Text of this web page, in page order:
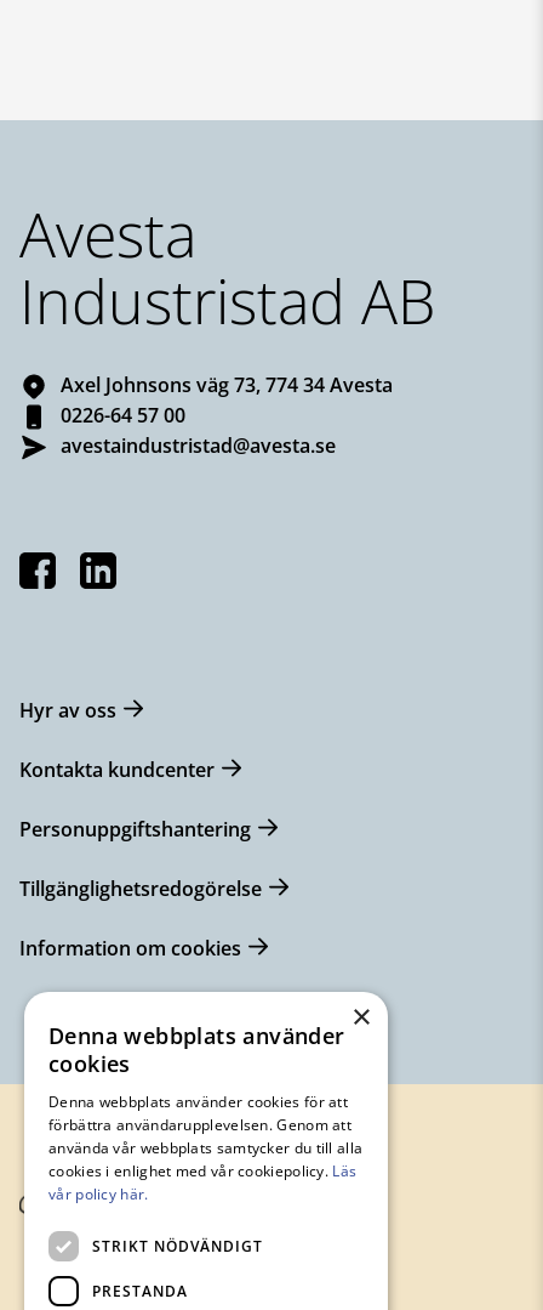
Avesta
Industristad AB
Axel Johnsons väg 73, 774 34 Avesta
0226-64 57 00
avestaindustristad@avesta.se
Hyr av oss
Kontakta kundcenter
Personuppgiftshantering
Tillgänglighetsredogörelse
Information om cookies
×
Denna webbplats använder
cookies
Denna webbplats använder cookies för att
förbättra användarupplevelsen. Genom att
använda vår webbplats samtycker du till alla
cookies i enlighet med vår cookiepolicy. Läs
vår policy här.
STRIKT NÖDVÄNDIGT
PRESTANDA